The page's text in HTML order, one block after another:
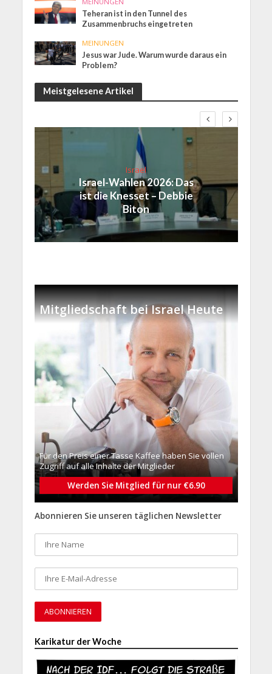
Teheran ist in den Tunnel des
Zusammenbruchs eingetreten
MEINUNGEN
Jesus war Jude. Warum wurde daraus ein
Problem?
Meistgelesene Artikel
Israel
Israel-Wahlen 2026: Das
ist die Knesset – Debbie
Biton
Mitgliedschaft bei Israel Heute
Für den Preis einer Tasse Kaffee haben Sie vollen
Zugriff auf alle Inhalte der Mitglieder
Werden Sie Mitglied für nur €6.90
Abonnieren Sie unseren täglichen Newsletter
Karikatur der Woche